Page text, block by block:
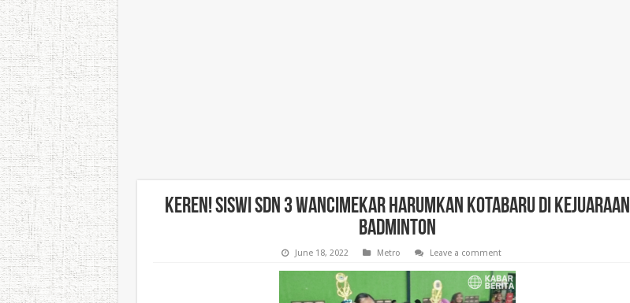
Keren! Siswi SDN 3 Wancimekar Harumkan Kotabaru di Kejuaraan
Badminton
June 18, 2022 Metro Leave a comment